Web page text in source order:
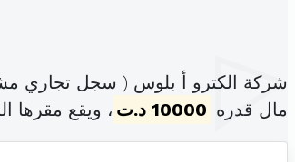
شركة الكترو أ بلوس ( سجل تجاري
مال قدره 10000 د.ت ، ويقع مقرها